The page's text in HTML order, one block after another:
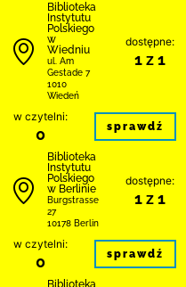
Biblioteka
Instytutu
Polskiego
w
Wiedniu
ul. Am
Gestade 7
1010
Wiedeń
dostępne:
1 z 1
w czytelni:
0 sprawdź
Biblioteka
Instytutu
Polskiego
w Berlinie
Burgstrasse
27
10178 Berlin
dostępne:
1 z 1
w czytelni:
0 sprawdź
Biblioteka